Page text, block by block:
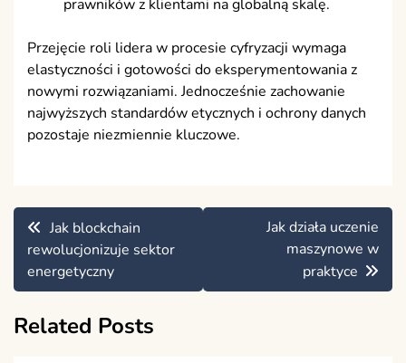
prawników z klientami na globalną skalę.
Przejęcie roli lidera w procesie cyfryzacji wymaga
elastyczności i gotowości do eksperymentowania z
nowymi rozwiązaniami. Jednocześnie zachowanie
najwyższych standardów etycznych i ochrony danych
pozostaje niezmiennie kluczowe.
Nawigacja
wpisu
Jak blockchain
rewolucjonizuje sektor
energetyczny
Jak działa uczenie
maszynowe w
praktyce
Related Posts